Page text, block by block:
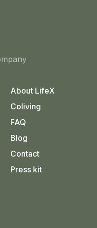
About LifeX
Coliving
FAQ
Blog
Contact
Press kit